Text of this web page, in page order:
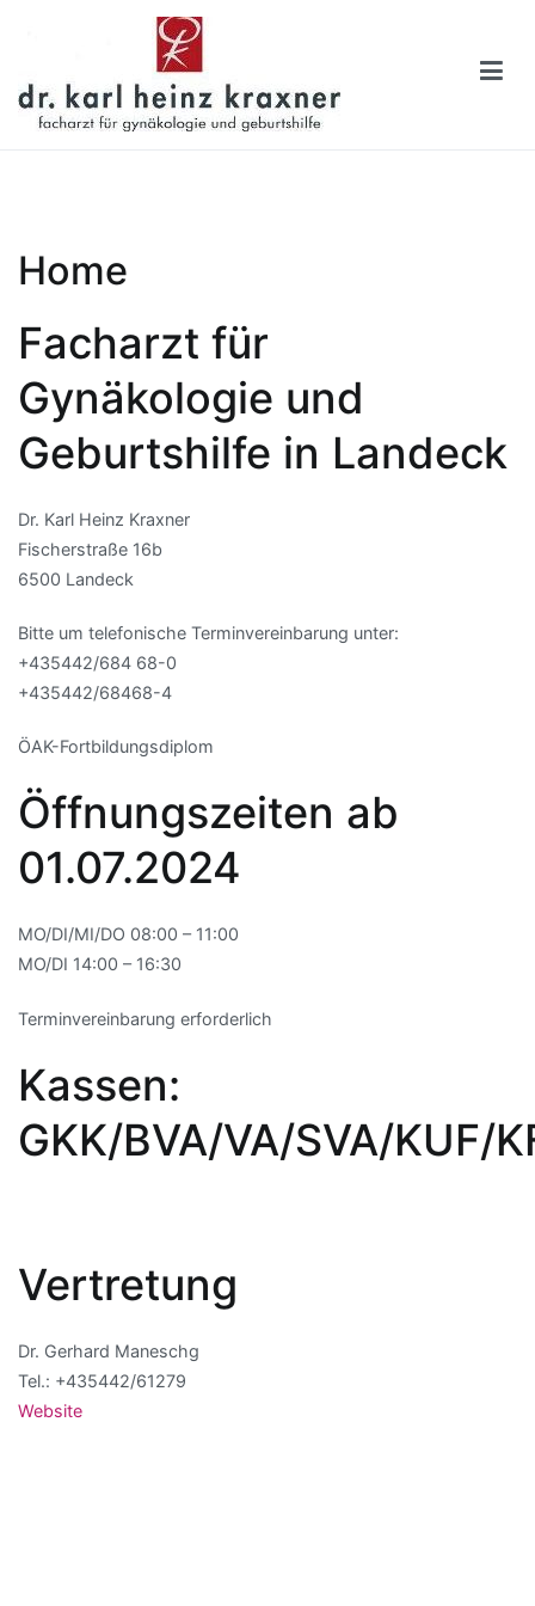
Home
Facharzt für
Gynäkologie und
Geburtshilfe in Landeck
Dr. Karl Heinz Kraxner
Fischerstraße 16b
6500 Landeck
Bitte um telefonische Terminvereinbarung unter:
+435442/684 68-0
+435442/68468-4
ÖAK-Fortbildungsdiplom
Öffnungszeiten ab
01.07.2024
MO/DI/MI/DO 08:00 – 11:00
MO/DI 14:00 – 16:30
Terminvereinbarung erforderlich
Kassen:
GKK/BVA/VA/SVA/KUF/
Vertretung
Dr. Gerhard Maneschg
Tel.: +435442/61279
Website